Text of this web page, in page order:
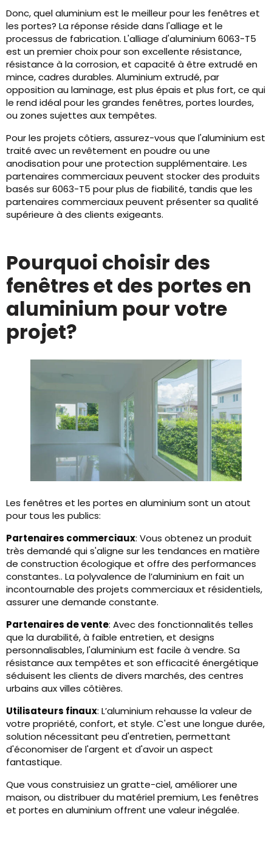
Donc, quel aluminium est le meilleur pour les fenêtres et
les portes? La réponse réside dans l'alliage et le
processus de fabrication. L'alliage d'aluminium 6063-T5
est un premier choix pour son excellente résistance,
résistance à la corrosion, et capacité à être extrudé en
mince, cadres durables. Aluminium extrudé, par
opposition au laminage, est plus épais et plus fort, ce qui
le rend idéal pour les grandes fenêtres, portes lourdes,
ou zones sujettes aux tempêtes.
Pour les projets côtiers, assurez-vous que l'aluminium est
traité avec un revêtement en poudre ou une
anodisation pour une protection supplémentaire. Les
partenaires commerciaux peuvent stocker des produits
basés sur 6063-T5 pour plus de fiabilité, tandis que les
partenaires commerciaux peuvent présenter sa qualité
supérieure à des clients exigeants.
Pourquoi choisir des
fenêtres et des portes en
aluminium pour votre
projet?
Les fenêtres et les portes en aluminium sont un atout
pour tous les publics:
Partenaires commerciaux: Vous obtenez un produit
très demandé qui s'aligne sur les tendances en matière
de construction écologique et offre des performances
constantes.. La polyvalence de l’aluminium en fait un
incontournable des projets commerciaux et résidentiels,
assurer une demande constante.
Partenaires de vente: Avec des fonctionnalités telles
que la durabilité, à faible entretien, et designs
personnalisables, l'aluminium est facile à vendre. Sa
résistance aux tempêtes et son efficacité énergétique
séduisent les clients de divers marchés, des centres
urbains aux villes côtières.
Utilisateurs finaux: L’aluminium rehausse la valeur de
votre propriété, confort, et style. C'est une longue durée,
solution nécessitant peu d'entretien, permettant
d'économiser de l'argent et d'avoir un aspect
fantastique.
Que vous construisiez un gratte-ciel, améliorer une
maison, ou distribuer du matériel premium, Les fenêtres
et portes en aluminium offrent une valeur inégalée.